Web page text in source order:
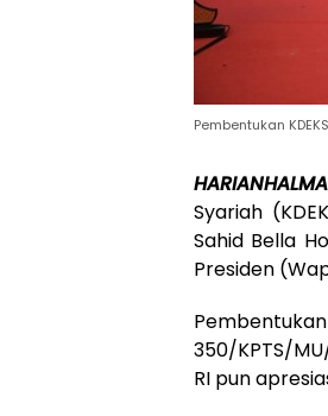
Pembentukan
Syariah
Sahid Bella
Presiden
350/KPTS/
RI pun